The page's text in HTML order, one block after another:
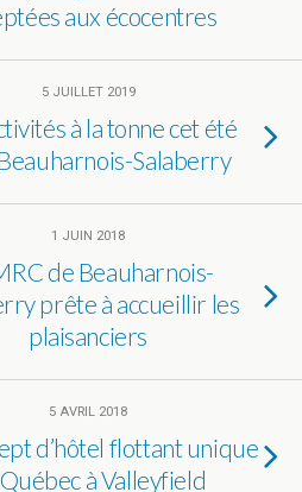
aux écocentres
5 JUILLET 2019
à la tonne cet été
Salaberry
1 JUIN 2018
de Beauharnois-
prête à accueillir les
plaisanciers
5 AVRIL 2018
d’hôtel flottant unique
à Valleyfield